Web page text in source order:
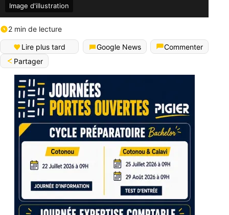
Image d'illustration
2 min de lecture
Lire plus tard Google News
Commenter
Partager